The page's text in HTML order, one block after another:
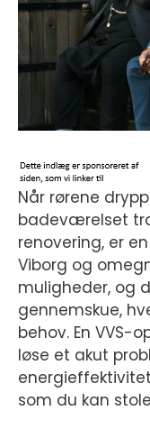
Når rørene
badeværelset
renovering, er
Viborg og
muligheder, og
gennemskue,
behov. En VVS-
løse et akut
som du kan